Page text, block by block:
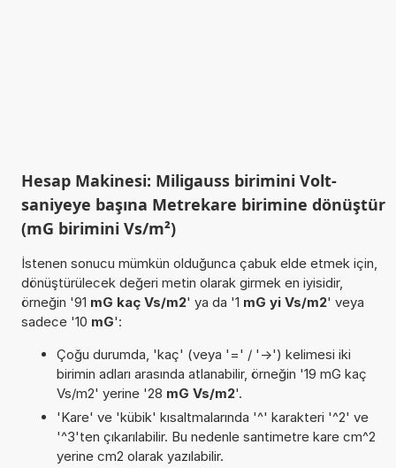
Hesap Makinesi: Miligauss birimini Volt-
saniyeye başına Metrekare birimine dönüştür
(mG birimini Vs/m²)
İstenen sonucu mümkün olduğunca çabuk elde etmek için,
dönüştürülecek değeri metin olarak girmek en iyisidir,
örneğin '91 mG kaç Vs/m2' ya da '1 mG yi Vs/m2' veya
sadece '10 mG':
Çoğu durumda, 'kaç' (veya '=' / '->') kelimesi iki
birimin adları arasında atlanabilir, örneğin '19 mG kaç
Vs/m2' yerine '28 mG Vs/m2'.
'Kare' ve 'kübik' kısaltmalarında '^' karakteri '^2' ve
'^3'ten çıkarılabilir. Bu nedenle santimetre kare cm^2
yerine cm2 olarak yazılabilir.